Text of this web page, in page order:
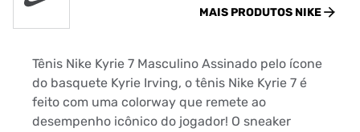
MAIS PRODUTOS NIKE
Tênis Nike Kyrie 7 Masculino Assinado pelo ícone
do basquete Kyrie Irving, o tênis Nike Kyrie 7 é
feito com uma colorway que remete ao
desempenho icônico do jogador! O sneaker